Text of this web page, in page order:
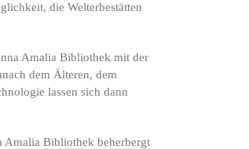
die Welterbestätten
Amalia Bibliothek mit der
dem Älteren, dem
lassen sich dann
Amalia Bibliothek beherbergt